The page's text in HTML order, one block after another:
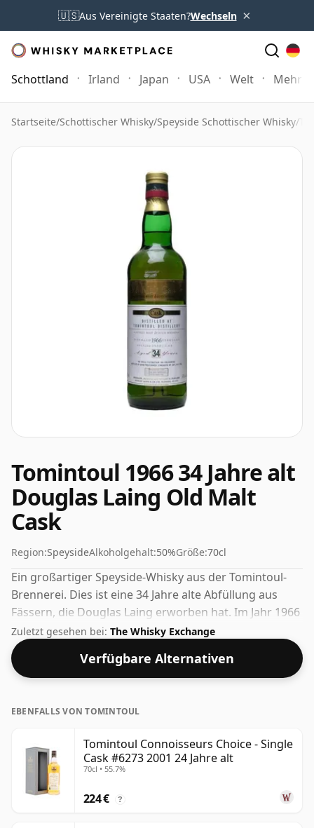
🇺🇸Aus Vereinigte Staaten?Wechseln ×
Schottland Irland Japan USA Welt Mehr
Startseite/Schottischer Whisky/Speyside Schottischer Whisky/
Tomintoul 1966 34 Jahre alt
Douglas Laing Old Malt
Cask
Region:SpeysideAlkoholgehalt:50%Größe:70cl
Ein großartiger Speyside-Whisky aus der Tomintoul-
Brennerei. Dies ist eine 34 Jahre alte Abfüllung aus
Fässern, die Douglas Laing erworben hat. Im Jahr 1966
destilliert und im Jahr 2000 abgefüllt. Fans von Whiskys
mit höherer Stärke werden von dieser Abfüllung mit
einem Alkoholgehalt von 50 % nicht enttäuscht sein.
Zuletzt gesehen bei: The Whisky Exchange
Verfügbare Alternativen
EBENFALLS VON TOMINTOUL
Tomintoul Connoisseurs Choice - Single
Cask #6273 2001 24 Jahre alt
70cl • 55.7%
224 € ?